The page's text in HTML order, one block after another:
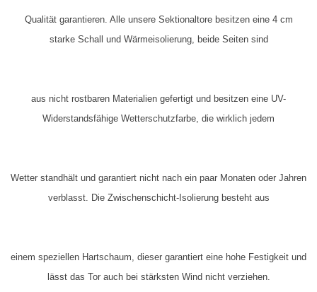
Qualität garantieren. Alle unsere Sektionaltore besitzen eine 4 cm
starke Schall und Wärmeisolierung, beide Seiten sind
aus nicht rostbaren Materialien gefertigt und besitzen eine UV-
Widerstandsfähige Wetterschutzfarbe, die wirklich jedem
Wetter standhält und garantiert nicht nach ein paar Monaten oder Jahren
verblasst. Die Zwischenschicht-Isolierung besteht aus
einem speziellen Hartschaum, dieser garantiert eine hohe Festigkeit und
lässt das Tor auch bei stärksten Wind nicht verziehen.